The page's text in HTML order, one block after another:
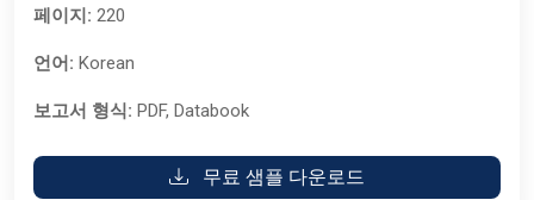
페이지: 220
언어: Korean
보고서 형식: PDF, Databook
무료 샘플 다운로드